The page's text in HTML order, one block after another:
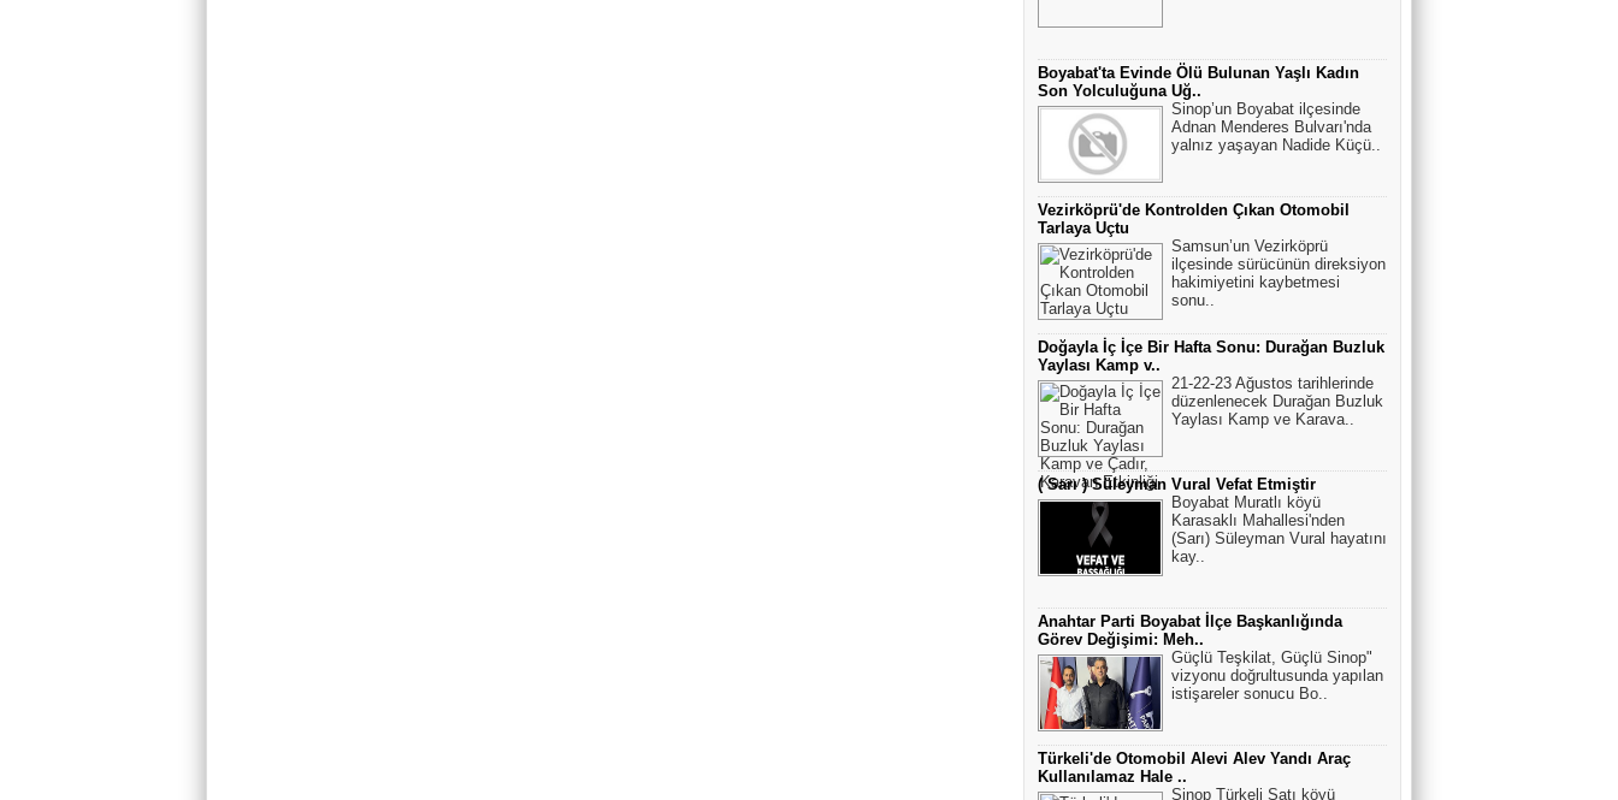
Boyabat'ta Evinde Ölü Bulunan Yaşlı Kadın
Son Yolculuğuna Uğ..
Sinop’un Boyabat ilçesinde
Adnan Menderes Bulvarı'nda
yalnız yaşayan Nadide Küçü..
Vezirköprü'de Kontrolden Çıkan Otomobil
Tarlaya Uçtu
Samsun’un Vezirköprü
ilçesinde sürücünün direksiyon
hakimiyetini kaybetmesi
sonu..
Doğayla İç İçe Bir Hafta Sonu: Durağan Buzluk
Yaylası Kamp v..
21-22-23 Ağustos tarihlerinde
düzenlenecek Durağan Buzluk
Yaylası Kamp ve Karava..
( Sarı ) Süleyman Vural Vefat Etmiştir
Boyabat Muratlı köyü
Karasaklı Mahallesi'nden
(Sarı) Süleyman Vural hayatını
kay..
Anahtar Parti Boyabat İlçe Başkanlığında
Görev Değişimi: Meh..
Güçlü Teşkilat, Güçlü Sinop"
vizyonu doğrultusunda yapılan
istişareler sonucu Bo..
Türkeli'de Otomobil Alevi Alev Yandı Araç
Kullanılamaz Hale ..
Sinop Türkeli Satı köyü